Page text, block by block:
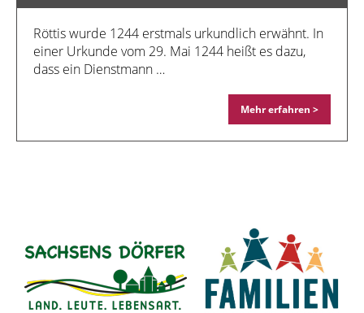
Röttis wurde 1244 erstmals urkundlich erwähnt. In
einer Urkunde vom 29. Mai 1244 heißt es dazu,
dass ein Dienstmann …
Mehr erfahren >